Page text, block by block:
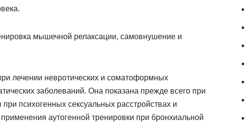
мышечной релаксации, самовнушение и
лечении невротических и соматоформных
заболеваний. Она показана прежде всего при
психогенных сексуальных расстройствах и
аутогенной тренировки при бронхиальной